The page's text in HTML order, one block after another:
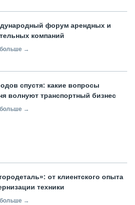
форум арендных и
компаний
больше →
спустя: какие вопросы
волнуют транспортный бизнес
больше →
от клиентского опыта
техники
больше →